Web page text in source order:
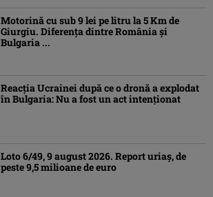
Motorină cu sub 9 lei pe litru la 5 Km de
Giurgiu. Diferența dintre România și
Bulgaria ...
Reacția Ucrainei după ce o dronă a explodat
în Bulgaria: Nu a fost un act intenționat
Loto 6/49, 9 august 2026. Report uriaș, de
peste 9,5 milioane de euro